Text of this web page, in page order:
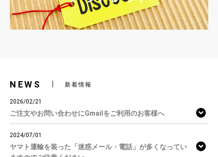
NEWS 新着情報
2026/02/21
ご注文やお問い合わせにGmailをご利用のお客様へ
2024/07/01
ヤマト運輸を装った「迷惑メール・電話」が多くなってい